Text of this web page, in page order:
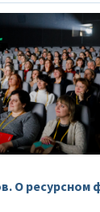
О ресурсном